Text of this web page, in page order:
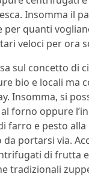
Insomma il
per quanti
veloci per ora
sul concetto di
bio e locali ma
Insomma, si
forno oppure
farro e pesto
portarsi via.
di frutta
tradizionali